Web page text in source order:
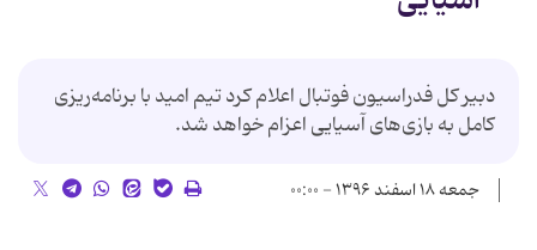
دبیر کل فدراسیون فوتبال اعلام کرد تیم امید با برنامه‌ریزی
کامل به بازی‌های آسیایی اعزام خواهد شد.
جمعه ۱۸ اسفند ۱۳۹۶ - ۰۰:۰۰